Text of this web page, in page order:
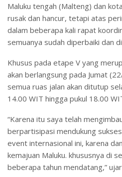
Maluku tengah (Malteng) dan
rusak dan hancur, tetapi atas
dalam beberapa kali rapat
semuanya sudah diperbaiki dan
Khusus pada etape V yang
akan berlangsung pada Jumat
semua ruas jalan akan ditutup
14.00 WIT hingga pukul 18.00
“Karena itu saya telah
berpartisipasi mendukung
event internasional ini, karena
kemajuan Maluku. khususnya di
beberapa tahun mendatang,”